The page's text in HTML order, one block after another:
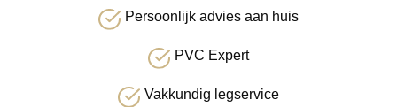
Persoonlijk advies aan huis
PVC Expert
Vakkundig legservice